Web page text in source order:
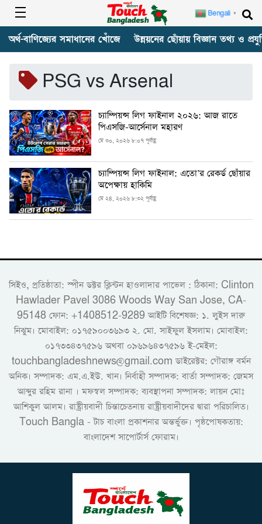
অর্থ-বাণিজ্যের সমাধানের খোঁজে উন্নয়নের ছোঁয়ায় বিজ্ঞান তথ্য ও
PSG vs Arsenal
চ্যাম্পিয়ন্স লিগ ফাইনাল ২০২৬: আজ রাতে
পিএসজি-আর্সেনাল মহারণ
মে ৩০, ২০২৬ ৮:০৭ পূর্বাহ্ণ
চ্যাম্পিয়ন্স লিগ ফাইনাল: এতো’র রেকর্ড ছোঁয়ার
অপেক্ষায় হাকিমি
মে ২৪, ২০২৬ ৮:৩২ পূর্বাহ্ণ
সিইও, প্রতিষ্ঠাতা: স্পীন ডক্টর ক্লিন্টন হাওলাদার পাভেল : ঠিকানা: Clinton
Hawlader Pavel 3086 Woods Way San Jose, CA-
95148 ফোন: +1408512-9289 আইটি বিশেষজ্ঞ: ১. লুইস দারু
নিঝুম। ‎মোবাইল: ০১৭৫৯০০৩৬৯৩ ২. মো. সাইফুল ইসলাম। মোবাইল:
০১৭৩৩৪৩৭৫৯৬ অথবা ০৯৬৯৬৪৩৭৫৯৬ ই-মেইল:
touchbangladeshnews@gmail.com ডাইরেক্টর: গৌরাঙ্গ বর্মন
অনিক। সম্পাদক: এম.এ.ইউ. খান। নির্বাহী সম্পাদক: বার্তা সম্পাদক: জেমস
আব্দুর রহিম রানা । মফস্বল সম্পাদক: ব্যবস্থাপনা সম্পাদক: লায়ন মোঃ
আশিকুল আলম। রাষ্ট্রীয়বাদী চিন্তাচেতনায় রাষ্ট্রীয়বাদীদের দ্বারা পরিচালিত।
Touch Bangla - টাচ বাংলা প্রকাশনার অন্তর্ভুক্ত। পৃষ্ঠপোষকতায়:
বাংলাদেশ সাপোর্টার্স ফোরাম।
Bengali ▼